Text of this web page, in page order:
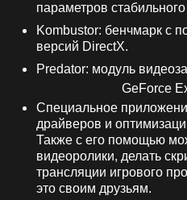
параметров стабильного
Kombustor: бенчмарк с
версий DirectX.
Predator: модуль
GeForce
Специальное
драйверов и
Также с его помощью
видеоролики, делать
трансляции игрового
это своим друзьям.